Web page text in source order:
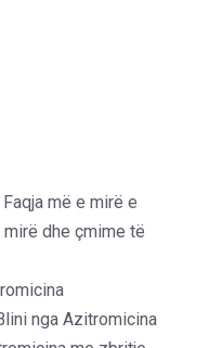
më e mirë e
dhe çmime të
nga Azitromicina